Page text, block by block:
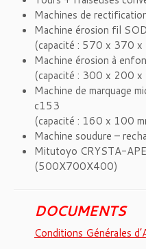
Machines de
Machine érosion fil
(capacité : 570 x 370 x
Machine érosion à
(capacité : 300 x 200 x
Machine de marquage
c153
(capacité : 160 x 100
Machine soudure –
Mitutoyo CRYSTA-
(500X700X400)
DOCUMENTS
Conditions Générales